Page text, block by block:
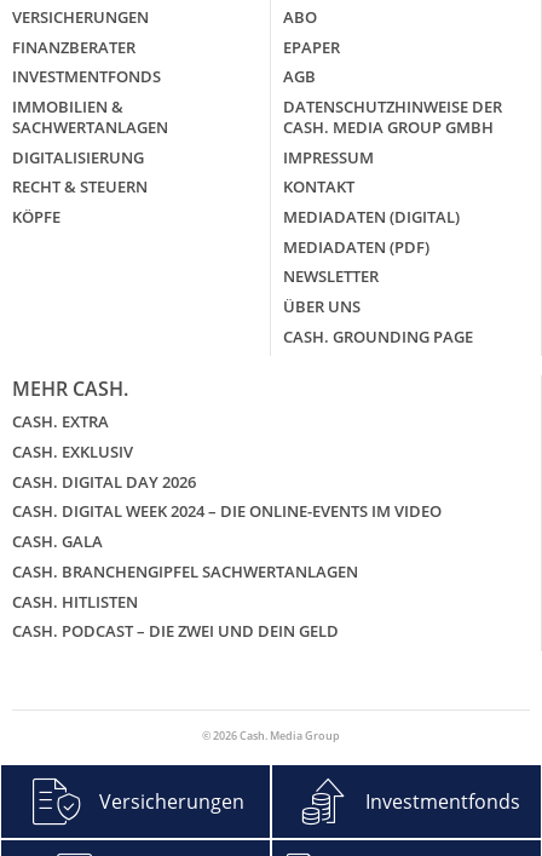
VERSICHERUNGEN
FINANZBERATER
INVESTMENTFONDS
IMMOBILIEN &
SACHWERTANLAGEN
DIGITALISIERUNG
RECHT & STEUERN
KÖPFE
ABO
EPAPER
AGB
DATENSCHUTZHINWEISE DER
CASH. MEDIA GROUP GMBH
IMPRESSUM
KONTAKT
MEDIADATEN (DIGITAL)
MEDIADATEN (PDF)
NEWSLETTER
ÜBER UNS
CASH. GROUNDING PAGE
MEHR CASH.
CASH. EXTRA
CASH. EXKLUSIV
CASH. DIGITAL DAY 2026
CASH. DIGITAL WEEK 2024 – DIE ONLINE-EVENTS IM VIDEO
CASH. GALA
CASH. BRANCHENGIPFEL SACHWERTANLAGEN
CASH. HITLISTEN
CASH. PODCAST – DIE ZWEI UND DEIN GELD
© 2026 Cash. Media Group
Versicherungen Investmentfonds